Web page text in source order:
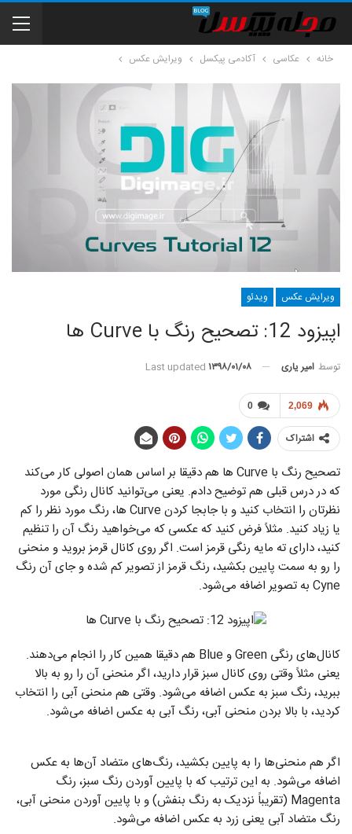
خانه عکاسی آکادمی پیکسل ویرایش عکس
ویرایش عکس ویدئو
اپیزود 12: تصحیح رنگ با Curve ها
توسط امیر یاری Last updated ۱۳۹۸/۰۱/۰۸
0 2,069
اشتراک
تصحیح رنگ با Curve ها هم دقیقا بر اساس همان اصولی کار می‌کند
که در درس قبلی هم توضیح دادم. یعنی می‌توانید کانال رنگی مورد
نظرتان را انتخاب کنید و با جابجا کردن Curve ها، رنگ مورد نظر را کم
یا زیاد کنید. مثلاً فرض کنید که عکسی که می‌خواهید رنگ آن را تنظیم
کنید، دارای ته مایه رنگی قرمز است. اگر روی کانال قرمز بروید و منحنی
را رو به سمت پایین بکشید، رنگ قرمز از تصویر کم شده و جای آن رنگ
Cyne به تصویر اضافه می‌شود.
کانال‌های رنگی Green و Blue هم دقیقا همین کار را انجام می‌دهند.
یعنی مثلاً وقتی روی کانال سبز قرار دارید، اگر منحنی آن را رو به بالا
ببرید، رنگ سبز به عکس اضافه می‌شود. وقتی هم منحنی آبی را انتخاب
کردید، با بالا بردن منحنی آبی، رنگ آبی به عکس اضافه می‌شود.
اگر هم منحنی‌ها را به پایین بکشید، رنگ‌های متضاد آن‌ها به عکس
اضافه می‌شود. به این ترتیب که با پایین آوردن رنگ سبز، رنگ
Magenta (تقریباً نزدیک به رنگ بنفش) و با پایین آوردن منحنی آبی،
رنگ متضاد آبی یعنی زرد به عکس اضافه می‌شود.